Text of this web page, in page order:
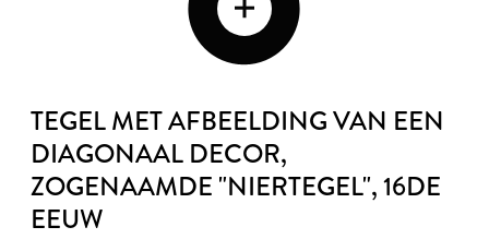
TEGEL MET AFBEELDING VAN EEN
DIAGONAAL DECOR,
ZOGENAAMDE "NIERTEGEL", 16DE
EEUW